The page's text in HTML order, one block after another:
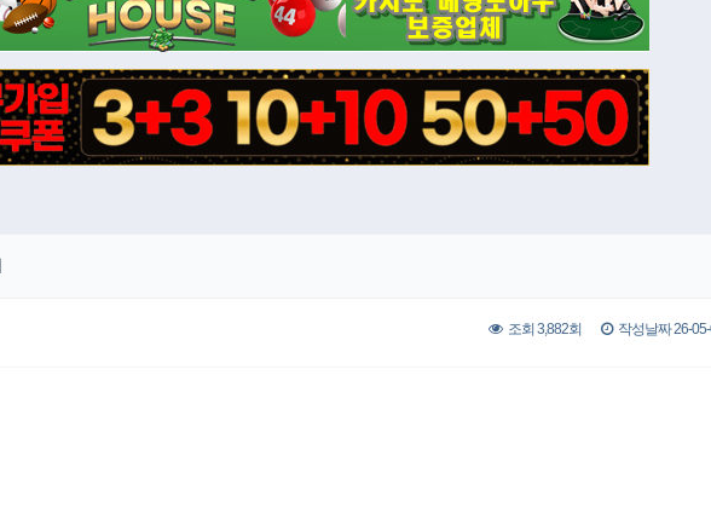
조회 3,882회 작성날짜 26-